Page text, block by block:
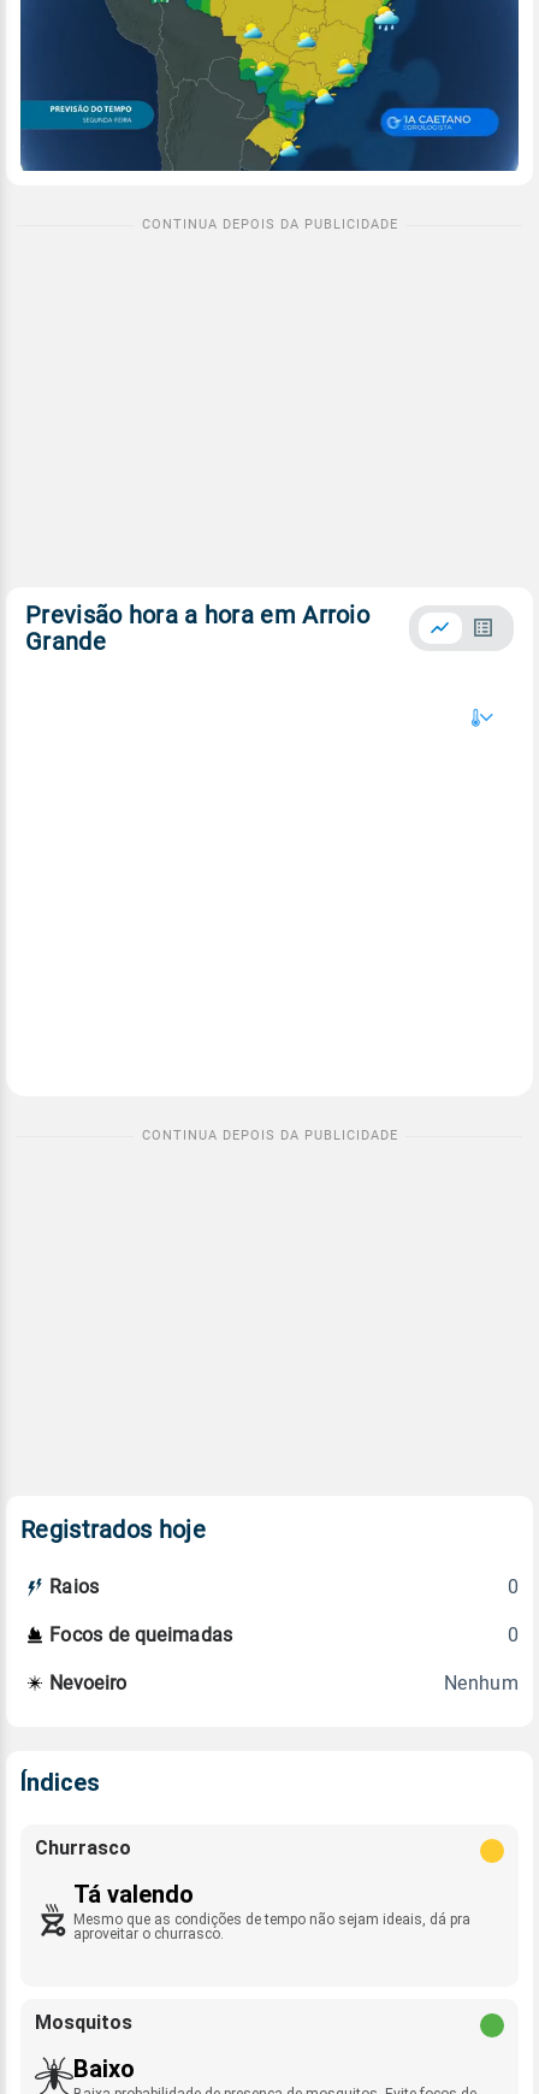
Previsão hora a hora em Arroio
Grande
Registrados hoje
Raios 0
Focos de queimadas 0
Nevoeiro Nenhum
Índices
Churrasco
Tá valendo
Mesmo que as condições de tempo não sejam ideais, dá pra
aproveitar o churrasco.
Mosquitos
Baixo